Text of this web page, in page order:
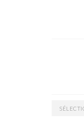
Catégories